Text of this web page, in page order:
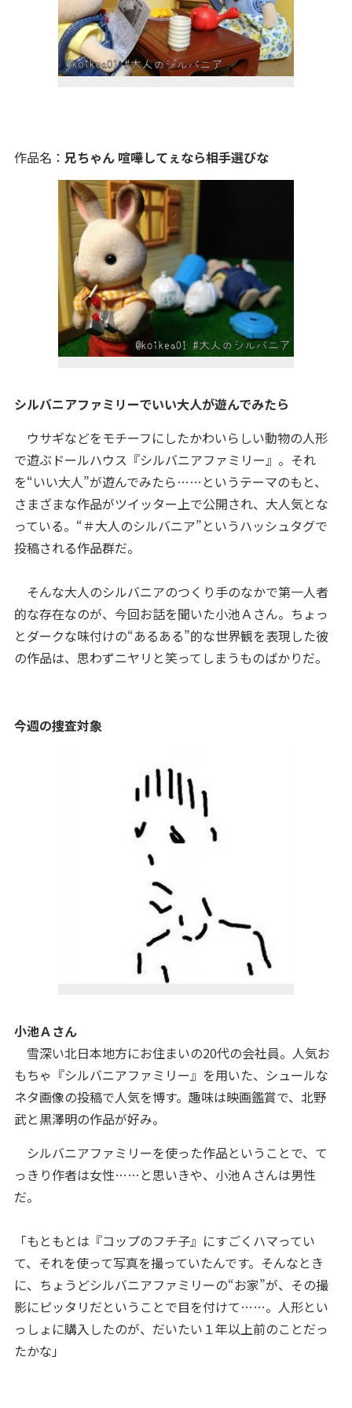
作品名： 兄ちゃん 喧嘩してぇなら相手選びな
シルバニアファミリーでいい大人が遊んでみたら
ウサギなどをモチーフにしたかわいらしい動物の人形
で遊ぶドールハウス『シルバニアファミリー』。それ
を“いい大人”が遊んでみたら……というテーマのもと、
さまざまな作品がツイッター上で公開され、大人気とな
っている。“＃大人のシルバニア”というハッシュタグで
投稿される作品群だ。
そんな大人のシルバニアのつくり手のなかで第一人者
的な存在なのが、今回お話を聞いた小池Ａさん。ちょっ
とダークな味付けの“あるある”的な世界観を表現した彼
の作品は、思わずニヤリと笑ってしまうものばかりだ。
今週の捜査対象
小池Ａさん
雪深い北日本地方にお住まいの20代の会社員。人気お
もちゃ『シルバニアファミリー』を用いた、シュールな
ネタ画像の投稿で人気を博す。趣味は映画鑑賞で、北野
武と黒澤明の作品が好み。
シルバニアファミリーを使った作品ということで、て
っきり作者は女性……と思いきや、小池Ａさんは男性
だ。
「もともとは『コップのフチ子』にすごくハマってい
て、それを使って写真を撮っていたんです。そんなとき
に、ちょうどシルバニアファミリーの“お家”が、その撮
影にピッタリだということで目を付けて……。人形とい
っしょに購入したのが、だいたい１年以上前のことだっ
たかな」